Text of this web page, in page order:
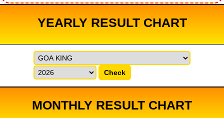
YEARLY RESULT CHART
Check
MONTHLY RESULT CHART